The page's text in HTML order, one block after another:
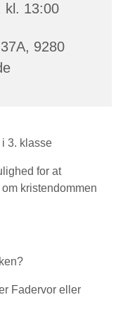
kl. 13:00
9280
3. klasse
for at
kristendommen
Fadervor eller